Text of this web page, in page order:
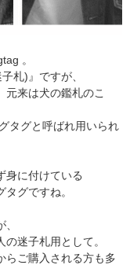
。
札)』ですが、
元来は犬の鑑札のこ
タグと呼ばれ用いられ
身に付けている
グですね。
迷子札用として。
らご購入される方も多